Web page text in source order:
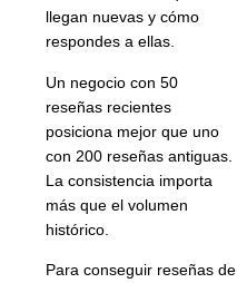
llegan nuevas y cómo
respondes a ellas.
Un negocio con 50
reseñas recientes
posiciona mejor que uno
con 200 reseñas antiguas.
La consistencia importa
más que el volumen
histórico.
Para conseguir reseñas de